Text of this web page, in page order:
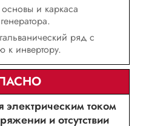
и каркаса
ряд с
к инвертору.
током
и отсутствии